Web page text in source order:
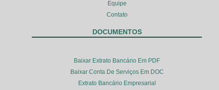
Equipe
Contato
DOCUMENTOS
Baixar Extrato Bancário Em PDF
Baixar Conta De Serviços Em DOC
Extrato Bancário Empresarial